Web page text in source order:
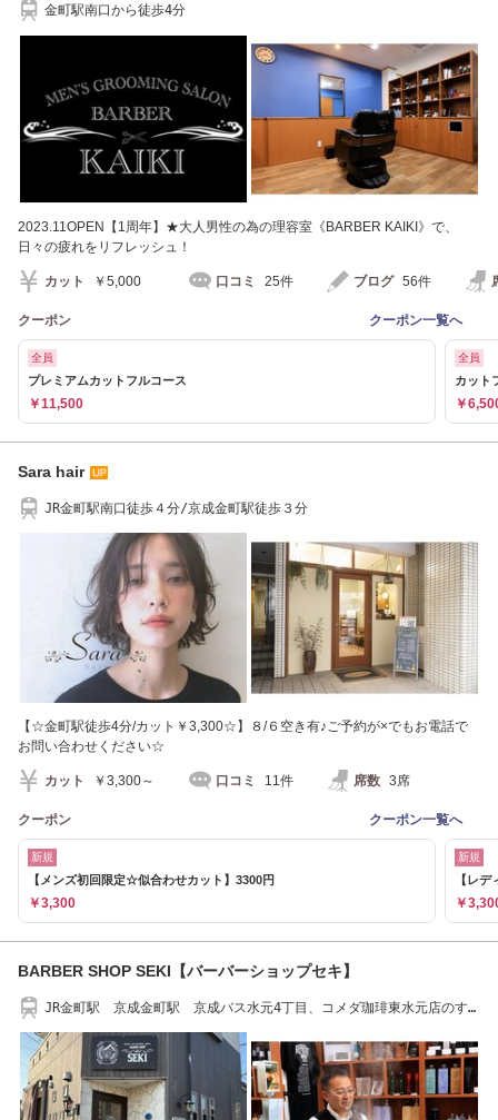
金町駅南口から徒歩4分
2023.11OPEN【1周年】★大人男性の為の理容室《BARBER KAIKI》で、
日々の疲れをリフレッシュ！
カット ￥5,000 口コミ 25件 ブログ 56件
クーポン クーポン一覧へ
全員
プレミアムカットフルコース
￥11,500
全員
カット
￥
Sara hair
JR金町駅南口徒歩４分/京成金町駅徒歩３分
【☆金町駅徒歩4分/カット￥3,300☆】８/６空き有♪ご予約が×でもお電話で
お問い合わせください☆
カット ￥3,300～ 口コミ 11件 席数 3席
クーポン クーポン一覧へ
新規
【メンズ初回限定☆似合わせカット】3300円
￥3,300
新規
【レ
￥
BARBER SHOP SEKI【バーバーショップセキ】
JR金町駅 京成金町駅 京成バス水元4丁目、コメダ珈琲東水元店のす